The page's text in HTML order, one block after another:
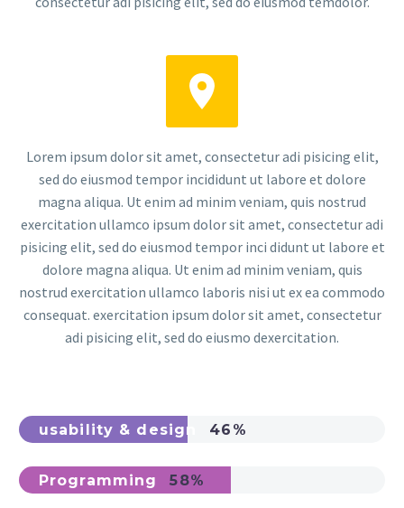


Lorem ipsum dolor sit amet, consectetur adi pisicing elit,
sed do eiusmod tempor incididunt ut labore et dolore
magna aliqua. Ut enim ad minim veniam, quis nostrud
exercitation ullamco ipsum dolor sit amet, consectetur adi
pisicing elit, sed do eiusmod tempor inci didunt ut labore et
dolore magna aliqua. Ut enim ad minim veniam, quis
nostrud exercitation ullamco laboris nisi ut ex ea commodo
consequat. exercitation ipsum dolor sit amet, consectetur
adi pisicing elit, sed do eiusmo dexercitation.
usability & design 46%
Programming 58%